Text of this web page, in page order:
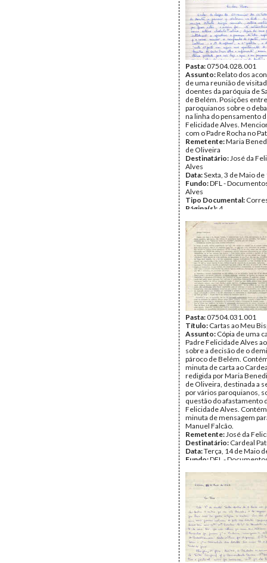
Pasta:07504.028.001
Assunto:Relato dos
de uma reunião de
doentes da paróquia de
de Belém. Posições
paroquianos sobre o
na linha do pensamento
Felicidade Alves.
com o Padre Rocha no
Remetente:Maria
de Oliveira
Destinatário:José da
Alves
Data:Sexta, 3 de Maio de
Fundo:DFL -
Alves
Tipo Documental:
Página(s): 4
Pasta:07504.031.001
Título: Cartas ao Meu
Assunto: Cópia de uma
Padre Felicidade Alves
sobre a decisão de o
pároco de Belém.
minuta de carta ao
redigida por Maria
de Oliveira, destinada a
por vários paroquianos,
questão do afastamento
Felicidade Alves.
minuta de mensagem
Manuel Falcão.
Remetente:José da
Destinatário: Cardeal
Data:Terça, 14 de Maio
Fundo:DFL -
Página(s):6